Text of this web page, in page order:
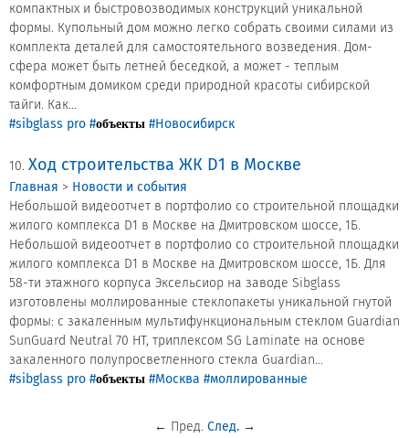
компактных и быстровозводимых конструкций уникальной
формы. Купольный дом можно легко собрать своими силами из
комплекта деталей для самостоятельного возведения. Дом-
сфера может быть летней беседкой, а может - теплым
комфортным домиком среди природной красоты сибирской
тайги. Как...
#sibglass pro #объекты #Новосибирск
10. Ход строительства ЖК D1 в Москве
Главная > Новости и события
Небольшой видеоотчет в портфолио со строительной площадки
жилого комплекса D1 в Москве на Дмитровском шоссе, 1Б.
Небольшой видеоотчет в портфолио со строительной площадки
жилого комплекса D1 в Москве на Дмитровском шоссе, 1Б. Для
58-ти этажного корпуса Эксельсиор на заводе Sibglass
изготовлены моллированные стеклопакеты уникальной гнутой
формы: с закаленным мультифункциональным стеклом Guardian
SunGuard Neutral 70 HT, триплексом SG Laminate на основе
закаленного полупросветленного стекла Guardian...
#sibglass pro #объекты #Москва #моллированные
← Пред. След. →